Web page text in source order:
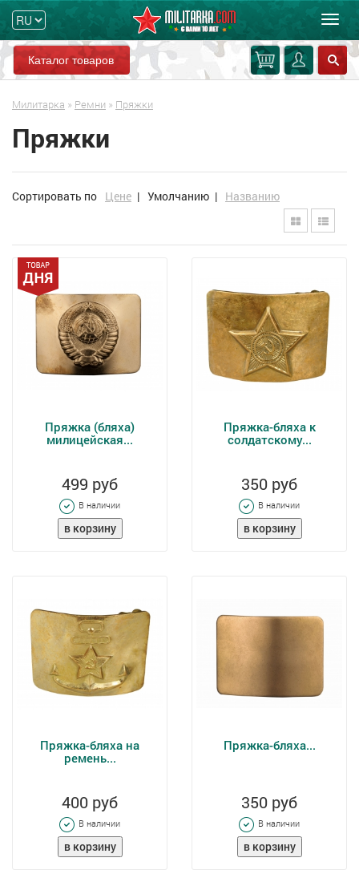
Каталог товаров
Милитарка » Ремни » Пряжки
Пряжки
Сортировать по Цене | Умолчанию | Названию
Пряжка (бляха)
милицейская...
499 руб
В наличии
Пряжка-бляха к
солдатскому...
350 руб
В наличии
Пряжка-бляха на
ремень...
400 руб
В наличии
Пряжка-бляха...
350 руб
В наличии